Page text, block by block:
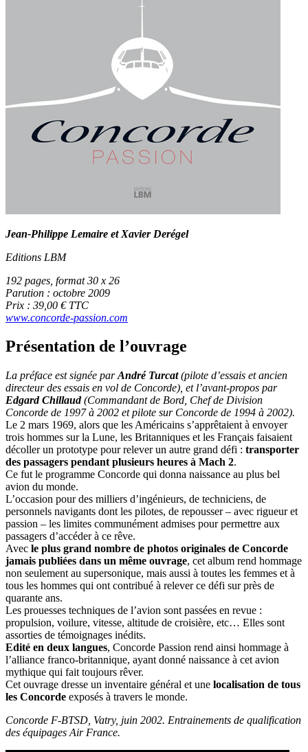
Jean-Philippe Lemaire et Xavier Derégel
Editions LBM
192 pages, format 30 x 26
Parution : octobre 2009
Prix : 39,00 € TTC
www.concorde-passion.com
Présentation de l’ouvrage
La préface est signée parAndré Turcat(pilote d’essais et ancien
directeur des essais en vol de Concorde), et l’avant-propos par
Edgard Chillaud(Commandant de Bord, Chef de Division
Concorde de 1997 à 2002 et pilote sur Concorde de 1994 à 2002).
Le 2 mars 1969, alors que les Américains s’apprêtaient à envoyer
trois hommes sur la Lune, les Britanniques et les Français faisaient
décoller un prototype pour relever un autre grand défi : transporter
des passagers pendant plusieurs heures à Mach 2.
Ce fut le programme Concorde qui donna naissance au plus bel
avion du monde.
L’occasion pour des milliers d’ingénieurs, de techniciens, de
personnels navigants dont les pilotes, de repousser – avec rigueur et
passion – les limites communément admises pour permettre aux
passagers d’accéder à ce rêve.
Avec le plus grand nombre de photos originales de Concorde
jamais publiées dans un même ouvrage, cet album rend hommage
non seulement au supersonique, mais aussi à toutes les femmes et à
tous les hommes qui ont contribué à relever ce défi sur près de
quarante ans.
Les prouesses techniques de l’avion sont passées en revue :
propulsion, voilure, vitesse, altitude de croisière, etc… Elles sont
assorties de témoignages inédits.
Edité en deux langues, Concorde Passion rend ainsi hommage à
l’alliance franco-britannique, ayant donné naissance à cet avion
mythique qui fait toujours rêver.
Cet ouvrage dresse un inventaire général et une localisation de tous
les Concorde exposés à travers le monde.
Concorde F-BTSD, Vatry, juin 2002. Entrainements de qualification
des équipages Air France.